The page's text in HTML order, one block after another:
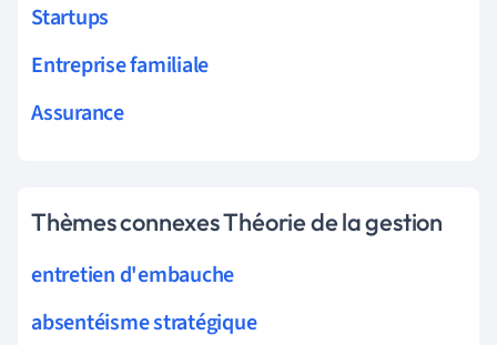
Startups
Entreprise familiale
Assurance
Thèmes connexes Théorie de la gestion
entretien d'embauche
absentéisme stratégique